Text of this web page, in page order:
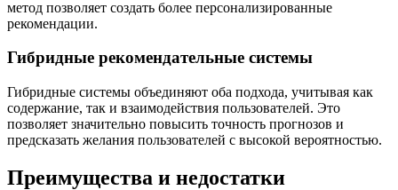
метод позволяет создать более персонализированные
рекомендации.
Гибридные рекомендательные системы
Гибридные системы объединяют оба подхода, учитывая как
содержание, так и взаимодействия пользователей. Это
позволяет значительно повысить точность прогнозов и
предсказать желания пользователей с высокой вероятностью.
Преимущества и недостатки